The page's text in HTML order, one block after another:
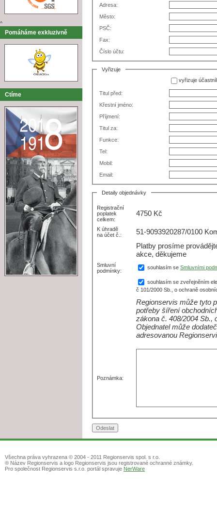
^
Pomáháme exkluzivně
Ctíme
Adresa:
Město:
PSČ:
Fax:
Číslo účtu:
Vyřizuje
vyřizuje
Titul před:
Křestní jméno:
Příjmení:
Titul za:
Funkce:
Tel:
Mobil:
Email:
Detaily objednávky
Registrační
poplatek
celkem:
4750Kč
K úhradě
na účet č.:
51-9093920287/0100
Platby prosíme
akce, děkujeme
Smluvní
podmínky:
souhlasím se Smluvními
souhlasím se zveřejněním
č 101/2000 Sb., o ochraně
Regionservis může tyto
potřeby šíření
zákona č. 408/2004 Sb.,
Objednatel může
adresovanou
Poznámka:
Všechna práva vyhrazena © 2004 - 2011 Regionservis spol. s r.o.
® Název Regionservis a logo Regionservis jsou registrované ochranné známky.
Pro společnost Regionservis s.r.o. portál spravuje NerWare